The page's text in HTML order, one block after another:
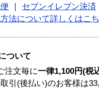
セブンイレブン決済
法について詳しくはこ
ついて
注文毎に一律1,100円(税
引(後払い)のお客様は